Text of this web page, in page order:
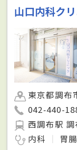
山口内科ク
東京都調
042-440-
西調布駅
内科
胃